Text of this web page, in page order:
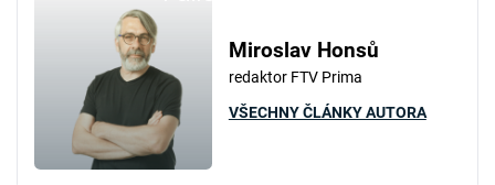
Miroslav Honsů
redaktor FTV Prima
VŠECHNY ČLÁNKY AUTORA